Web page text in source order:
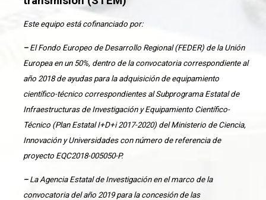
Este equipo está cofinanciado por:
–El Fondo Europeo de Desarrollo Regional (FEDER) de la Unión
Europea en un 50%, dentro de la convocatoria correspondiente al
año 2018 de ayudas para la adquisición de equipamiento
científico-técnico correspondientes al Subprograma Estatal de
Infraestructuras de Investigación y Equipamiento Científico-
Técnico (Plan Estatal I+D+i 2017-2020) del Ministerio de Ciencia,
Innovación y Universidades con número de referencia de
proyecto EQC2018-005050-P.
–La Agencia Estatal de Investigación en el marco de la
convocatoria del año 2019 para la concesión de las